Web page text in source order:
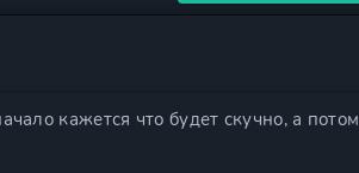
кажется что будет скучно, а потом